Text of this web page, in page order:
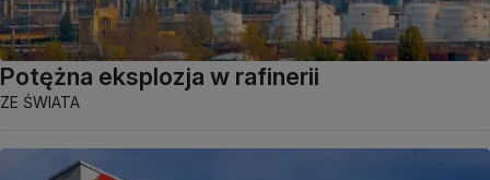
Potężna eksplozja w rafinerii
ZE ŚWIATA